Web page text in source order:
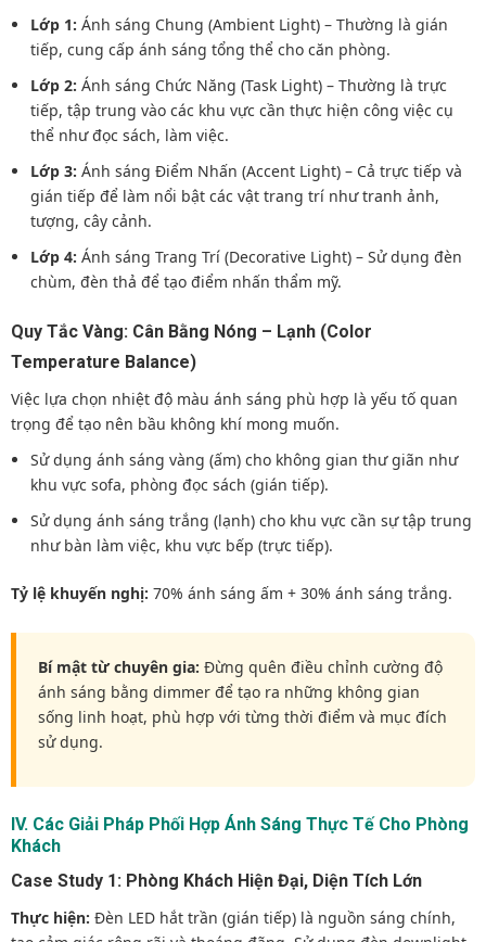
Lớp 1: Ánh sáng Chung (Ambient Light) – Thường là gián
tiếp, cung cấp ánh sáng tổng thể cho căn phòng.
Lớp 2: Ánh sáng Chức Năng (Task Light) – Thường là trực
tiếp, tập trung vào các khu vực cần thực hiện công việc cụ
thể như đọc sách, làm việc.
Lớp 3: Ánh sáng Điểm Nhấn (Accent Light) – Cả trực tiếp và
gián tiếp để làm nổi bật các vật trang trí như tranh ảnh,
tượng, cây cảnh.
Lớp 4: Ánh sáng Trang Trí (Decorative Light) – Sử dụng đèn
chùm, đèn thả để tạo điểm nhấn thẩm mỹ.
Quy Tắc Vàng: Cân Bằng Nóng – Lạnh (Color
Temperature Balance)
Việc lựa chọn nhiệt độ màu ánh sáng phù hợp là yếu tố quan
trọng để tạo nên bầu không khí mong muốn.
Sử dụng ánh sáng vàng (ấm) cho không gian thư giãn như
khu vực sofa, phòng đọc sách (gián tiếp).
Sử dụng ánh sáng trắng (lạnh) cho khu vực cần sự tập trung
như bàn làm việc, khu vực bếp (trực tiếp).
Tỷ lệ khuyến nghị: 70% ánh sáng ấm + 30% ánh sáng trắng.
Bí mật từ chuyên gia: Đừng quên điều chỉnh cường độ
ánh sáng bằng dimmer để tạo ra những không gian
sống linh hoạt, phù hợp với từng thời điểm và mục đích
sử dụng.
IV. Các Giải Pháp Phối Hợp Ánh Sáng Thực Tế Cho Phòng
Khách
Case Study 1: Phòng Khách Hiện Đại, Diện Tích Lớn
Thực hiện: Đèn LED hắt trần (gián tiếp) là nguồn sáng chính,